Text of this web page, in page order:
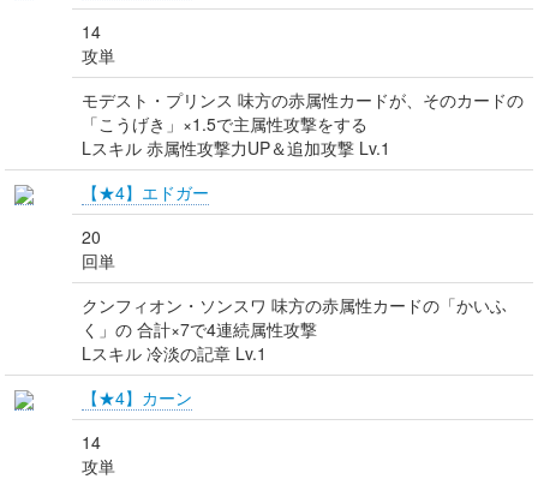
14
攻単
モデスト・プリンス 味方の赤属性カードが、そのカードの
「こうげき」×1.5で主属性攻撃をする
Lスキル 赤属性攻撃力UP＆追加攻撃 Lv.1
【★4】エドガー
20
回単
クンフィオン・ソンスワ 味方の赤属性カードの「かいふ
く」の 合計×7で4連続属性攻撃
Lスキル 冷淡の記章 Lv.1
【★4】カーン
14
攻単